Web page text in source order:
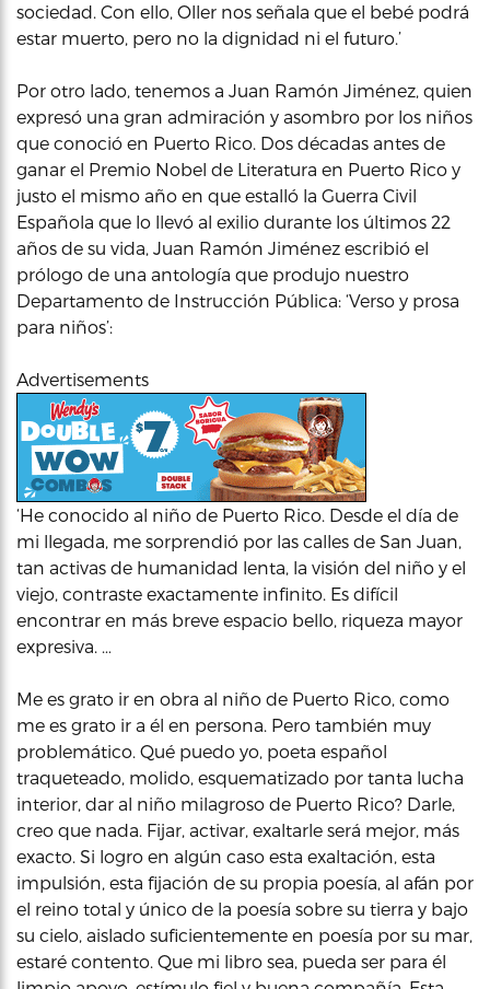
sociedad. Con ello, Oller nos señala que el bebé podrá
estar muerto, pero no la dignidad ni el futuro.’
Por otro lado, tenemos a Juan Ramón Jiménez, quien
expresó una gran admiración y asombro por los niños
que conoció en Puerto Rico. Dos décadas antes de
ganar el Premio Nobel de Literatura en Puerto Rico y
justo el mismo año en que estalló la Guerra Civil
Española que lo llevó al exilio durante los últimos 22
años de su vida, Juan Ramón Jiménez escribió el
prólogo de una antología que produjo nuestro
Departamento de Instrucción Pública: ‘Verso y prosa
para niños’:
Advertisements
‘He conocido al niño de Puerto Rico. Desde el día de
mi llegada, me sorprendió por las calles de San Juan,
tan activas de humanidad lenta, la visión del niño y el
viejo, contraste exactamente infinito. Es difícil
encontrar en más breve espacio bello, riqueza mayor
expresiva. …
Me es grato ir en obra al niño de Puerto Rico, como
me es grato ir a él en persona. Pero también muy
problemático. Qué puedo yo, poeta español
traqueteado, molido, esquematizado por tanta lucha
interior, dar al niño milagroso de Puerto Rico? Darle,
creo que nada. Fijar, activar, exaltarle será mejor, más
exacto. Si logro en algún caso esta exaltación, esta
impulsión, esta fijación de su propia poesía, al afán por
el reino total y único de la poesía sobre su tierra y bajo
su cielo, aislado suficientemente en poesía por su mar,
estaré contento. Que mi libro sea, pueda ser para él